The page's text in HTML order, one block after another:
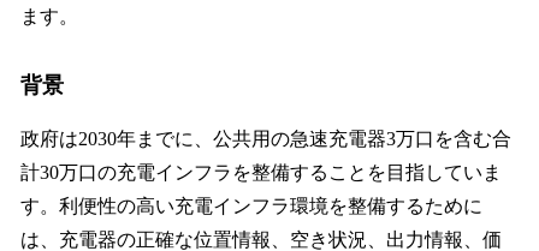
ます。
背景
政府は2030年までに、公共用の急速充電器3万口を含む合
計30万口の充電インフラを整備することを目指していま
す。利便性の高い充電インフラ環境を整備するために
は、充電器の正確な位置情報、空き状況、出力情報、価